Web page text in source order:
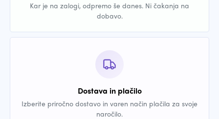
Kar je na zalogi, odpremo še danes. Ni čakanja na
dobavo.
Dostava in plačilo
Izberite priročno dostavo in varen način plačila za svoje
naročilo.